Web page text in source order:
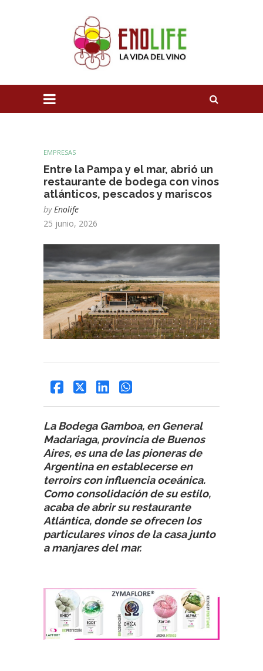
EMPRESAS
Entre la Pampa y el mar, abrió un
restaurante de bodega con vinos
atlánticos, pescados y mariscos
by Enolife
25 junio, 2026
La Bodega Gamboa, en General
Madariaga, provincia de Buenos
Aires, es una de las pioneras de
Argentina en establecerse en
terroirs con influencia oceánica.
Como consolidación de su estilo,
acaba de abrir su restaurante
Atlántica, donde se ofrecen los
particulares vinos de la casa junto
a manjares del mar.